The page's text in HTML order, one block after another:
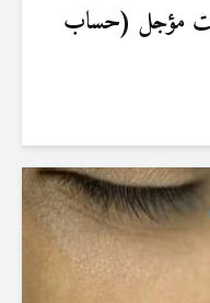
مؤجل (حساب